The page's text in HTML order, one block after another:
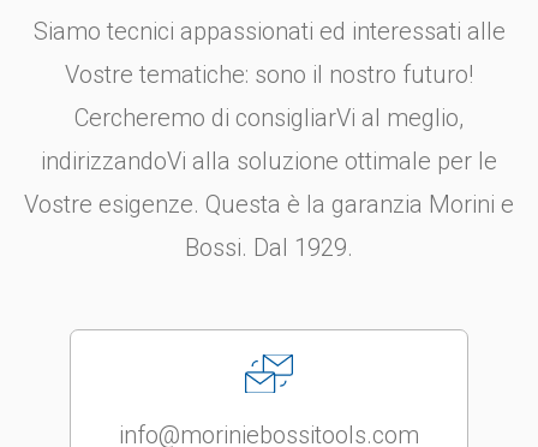
Siamo tecnici appassionati ed interessati alle
Vostre tematiche: sono il nostro futuro!
Cercheremo di consigliarVi al meglio,
indirizzandoVi alla soluzione ottimale per le
Vostre esigenze. Questa è la garanzia Morini e
Bossi. Dal 1929.
info@moriniebossitools.com